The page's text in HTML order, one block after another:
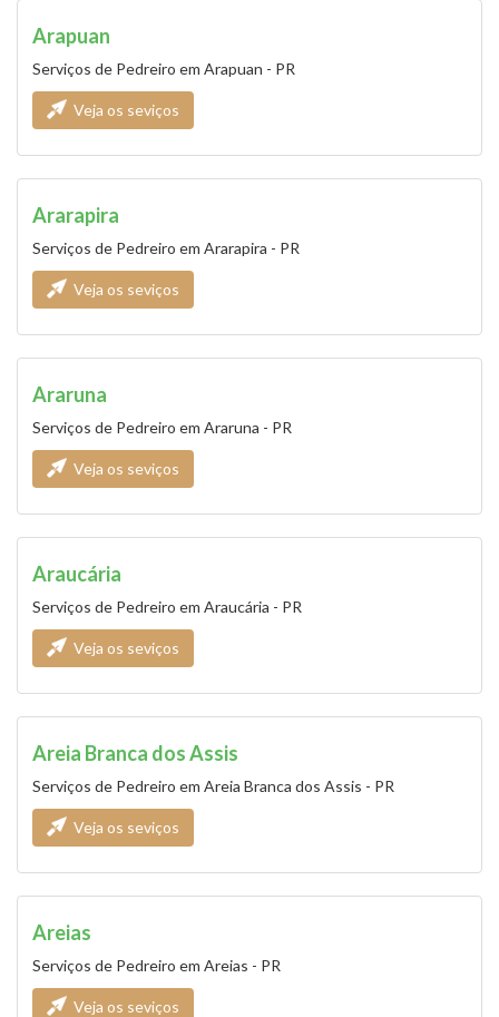
Arapuan
Serviços de Pedreiro em Arapuan - PR
Veja os seviços
Ararapira
Serviços de Pedreiro em Ararapira - PR
Veja os seviços
Araruna
Serviços de Pedreiro em Araruna - PR
Veja os seviços
Araucária
Serviços de Pedreiro em Araucária - PR
Veja os seviços
Areia Branca dos Assis
Serviços de Pedreiro em Areia Branca dos Assis - PR
Veja os seviços
Areias
Serviços de Pedreiro em Areias - PR
Veja os seviços